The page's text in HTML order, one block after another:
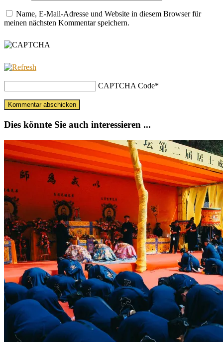
Name, E-Mail-Adresse und Website in diesem Browser für
meinen nächsten Kommentar speichern.
CAPTCHA Code*
Dies könnte Sie auch interessieren ...